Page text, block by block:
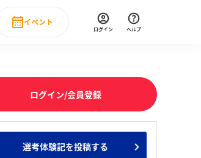
ンキング みんなのインターン人気企業ランキ
タビュー
イベント
直近のイベント一覧
ログイン ヘルプ
ログイン/会員登録
選考体験記を投稿する